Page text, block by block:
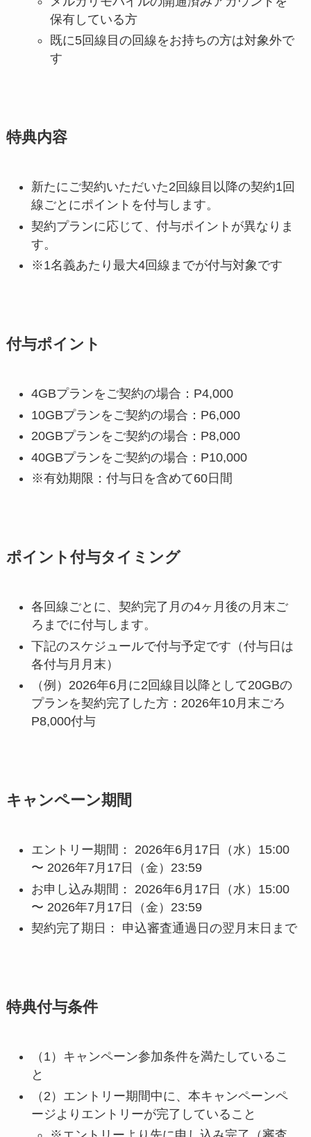
保有している方
既に5回線目の回線をお持ちの方は対象外で
す
特典内容
新たにご契約いただいた2回線目以降の契約1回
線ごとにポイントを付与します。
契約プランに応じて、付与ポイントが異なりま
す。
※1名義あたり最大4回線までが付与対象です
付与ポイント
4GBプランをご契約の場合：P4,000
10GBプランをご契約の場合：P6,000
20GBプランをご契約の場合：P8,000
40GBプランをご契約の場合：P10,000
※有効期限：付与日を含めて60日間
ポイント付与タイミング
各回線ごとに、契約完了月の4ヶ月後の月末ご
ろまでに付与します。
下記のスケジュールで付与予定です（付与日は
各付与月月末）
（例）2026年6月に2回線目以降として20GBの
プランを契約完了した方：2026年10月末ごろ
P8,000付与
キャンペーン期間
エントリー期間： 2026年6月17日（水）15:00
〜 2026年7月17日（金）23:59
お申し込み期間： 2026年6月17日（水）15:00
〜 2026年7月17日（金）23:59
契約完了期日： 申込審査通過日の翌月末日まで
特典付与条件
（1）キャンペーン参加条件を満たしているこ
と
（2）エントリー期間中に、本キャンペーンペ
ージよりエントリーが完了していること